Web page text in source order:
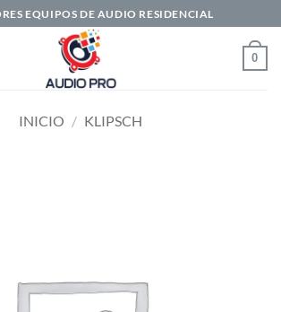
EQUIPOS DE AUDIO RESIDENCIAL
0
INICIO / KLIPSCH